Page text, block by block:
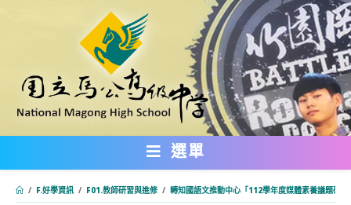
內
選單
/ F.好學資訊 / F01.教師研習與進修 / 轉知國語文推動中心「112學年度媒體素養議題研